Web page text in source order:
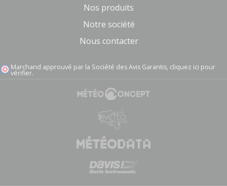
Nos produits
Notre société
Nous contacter
Marchand approuvé par la Société des Avis Garantis, cliquez ici pour
vérifier.